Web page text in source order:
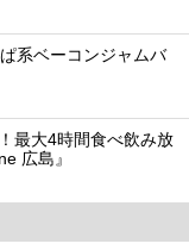
系ベーコンジャムバ
最大4時間食べ飲み放
広島』